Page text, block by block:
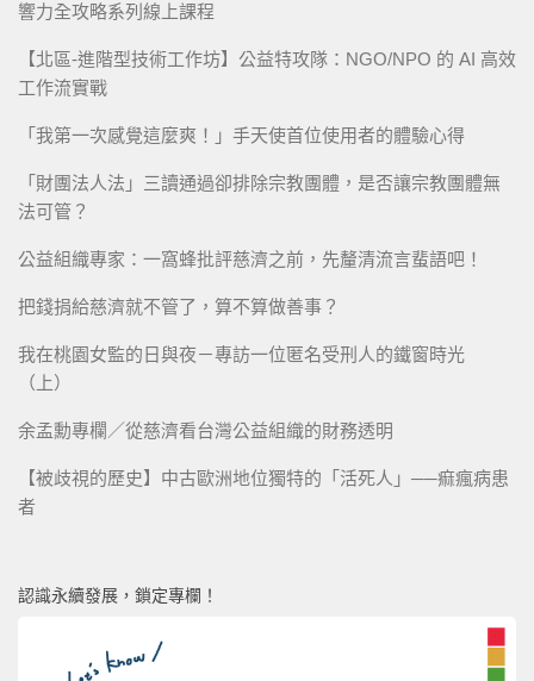
響力全攻略系列線上課程
【北區-進階型技術工作坊】公益特攻隊：NGO/NPO 的 AI 高效
工作流實戰
「我第一次感覺這麼爽！」手天使首位使用者的體驗心得
「財團法人法」三讀通過卻排除宗教團體，是否讓宗教團體無
法可管？
公益組織專家：一窩蜂批評慈濟之前，先釐清流言蜚語吧！
把錢捐給慈濟就不管了，算不算做善事？
我在桃園女監的日與夜－專訪一位匿名受刑人的鐵窗時光
（上）
余孟勳專欄／從慈濟看台灣公益組織的財務透明
【被歧視的歷史】中古歐洲地位獨特的「活死人」──痲瘋病患
者
認識永續發展，鎖定專欄！